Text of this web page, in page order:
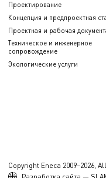
Проектирование
Концепция и предпроектная
Проектная и рабочая
Техническое и инженерное
сопровождение
Экологические услуги
Copyright Eneca 2009–2026,